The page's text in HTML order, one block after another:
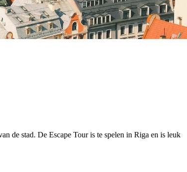
de stad. De Escape Tour is te spelen in Riga en is leuk